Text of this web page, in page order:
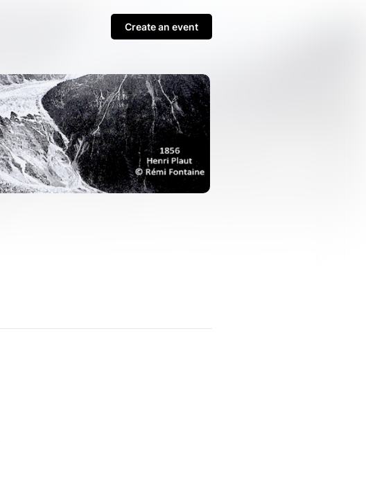
Create an event